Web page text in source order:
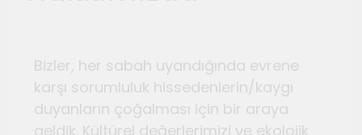
Sanatçılar Şehri’nin festivali
TeosFest 2026 1 Ağustos’ta
başlıyor
Temmuz 28, 2026
Orhanlı Köyü’nde orman
Bizler, her sabah uyandığında evrene
karşı sorumluluk hissedenlerin/kaygı
duyanların çoğalması için bir araya
geldik. Kültürel değerlerimizi ve ekolojik